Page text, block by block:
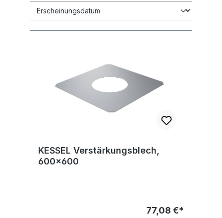
KESSEL Verstärkungsblech,
600x600
77,08 €*